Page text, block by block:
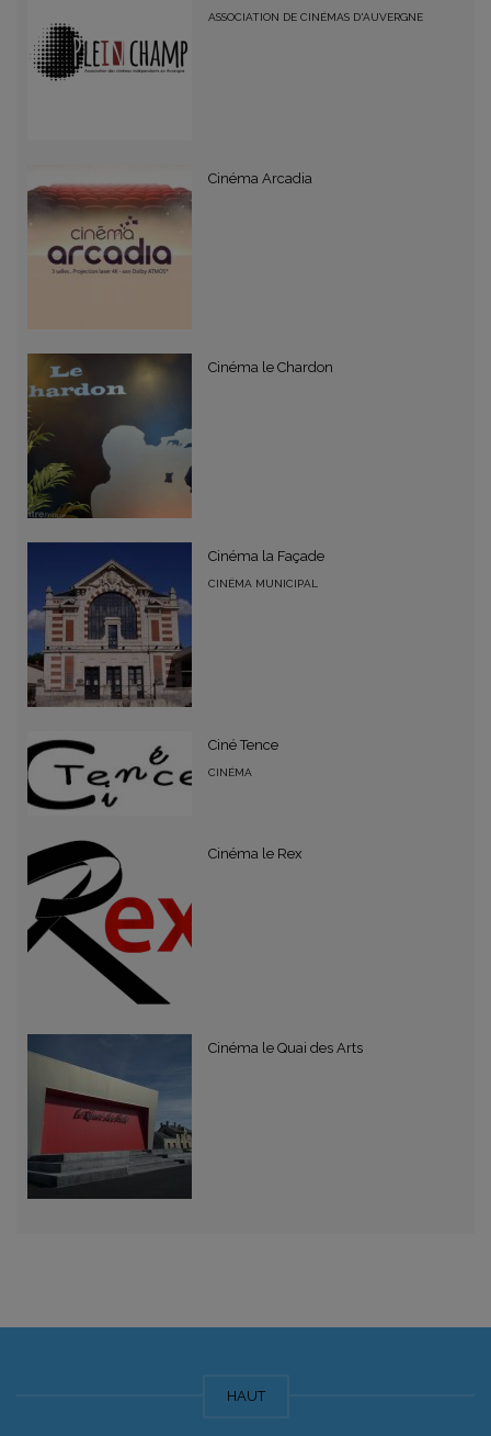
ASSOCIATION DE CINÉMAS D'AUVERGNE
Cinéma Arcadia
Cinéma le Chardon
Cinéma la Façade
CINÉMA MUNICIPAL
Ciné Tence
CINÉMA
Cinéma le Rex
Cinéma le Quai des Arts
HAUT